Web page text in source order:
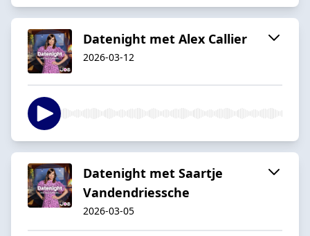
Datenight met Alex Callier
2026-03-12
Datenight met Saartje
Vandendriessche
2026-03-05